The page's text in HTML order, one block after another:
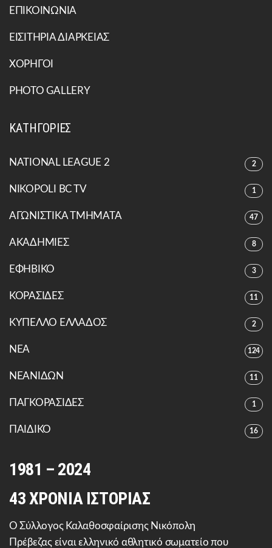
ΕΠΙΚΟΙΝΩΝΙΑ
ΕΙΣΙΤΗΡΙΑ ΔΙΑΡΚΕΙΑΣ
ΧΟΡΗΓΟΙ
PHOTO GALLERY
ΚΑΤΗΓΟΡΙΕΣ
NATIONAL LEAGUE 2 2
NIKOPOLI BC TV 1
ΑΓΩΝΙΣΤΙΚΑ ΤΜΗΜΑΤΑ 47
ΑΚΑΔΗΜΙΕΣ 8
ΕΦΗΒΙΚΟ 3
ΚΟΡΑΣΙΔΕΣ 11
ΚΥΠΕΛΛΟ ΕΛΛΑΔΟΣ 2
ΝΕΑ 124
ΝΕΑΝΙΔΩΝ 11
ΠΑΓΚΟΡΑΣΙΔΕΣ 1
ΠΑΙΔΙΚΟ 16
1981 – 2024
43 ΧΡΟΝΙΑ ΙΣΤΟΡΙΑΣ
Ο Σύλλογος Καλαθοσφαίρισης Νικόπολη
Πρέβεζας είναι ελληνικό αθλητικό σωματείο που